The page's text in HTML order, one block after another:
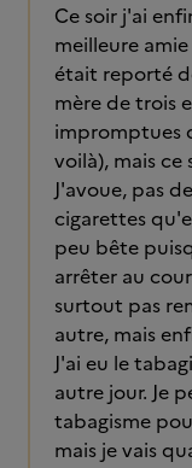
Ce soir j'ai
meilleure
était reporté
mère de trois
impromptues
voilà), mais ce
J'avoue, pas
cigarettes
peu bête
arrêter au
surtout pas
autre, mais
J'ai eu le
autre jour. Je
tabagisme
mais je vais